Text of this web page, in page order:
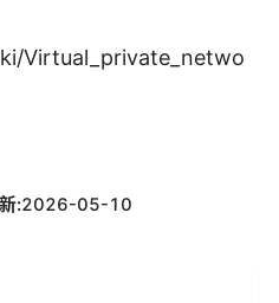
Virtual_private_netwo
:2026-05-10